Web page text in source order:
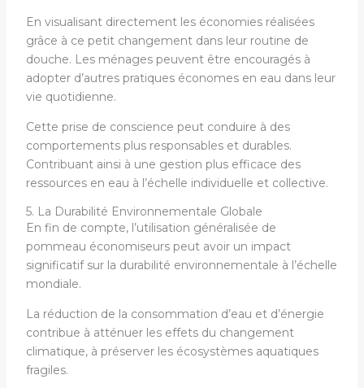
En visualisant directement les économies réalisées
grâce à ce petit changement dans leur routine de
douche. Les ménages peuvent être encouragés à
adopter d’autres pratiques économes en eau dans leur
vie quotidienne.
Cette prise de conscience peut conduire à des
comportements plus responsables et durables.
Contribuant ainsi à une gestion plus efficace des
ressources en eau à l’échelle individuelle et collective.
5. La Durabilité Environnementale Globale
En fin de compte, l’utilisation généralisée de
pommeau économiseurs peut avoir un impact
significatif sur la durabilité environnementale à l’échelle
mondiale.
La réduction de la consommation d’eau et d’énergie
contribue à atténuer les effets du changement
climatique, à préserver les écosystèmes aquatiques
fragiles.